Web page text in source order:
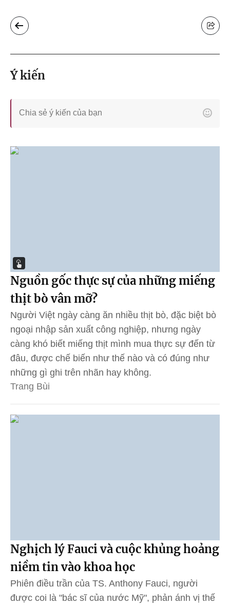
Ý kiến
Nguồn gốc thực sự của những miếng
thịt bò vân mỡ?
Người Việt ngày càng ăn nhiều thịt bò, đặc biệt bò
ngoại nhập sản xuất công nghiệp, nhưng ngày
càng khó biết miếng thịt mình mua thực sự đến từ
đâu, được chế biến như thế nào và có đúng như
những gì ghi trên nhãn hay không.
Trang Bùi
Nghịch lý Fauci và cuộc khủng hoảng
niềm tin vào khoa học
Phiên điều trần của TS. Anthony Fauci, người
được coi là "bác sĩ của nước Mỹ", phản ánh vị thế